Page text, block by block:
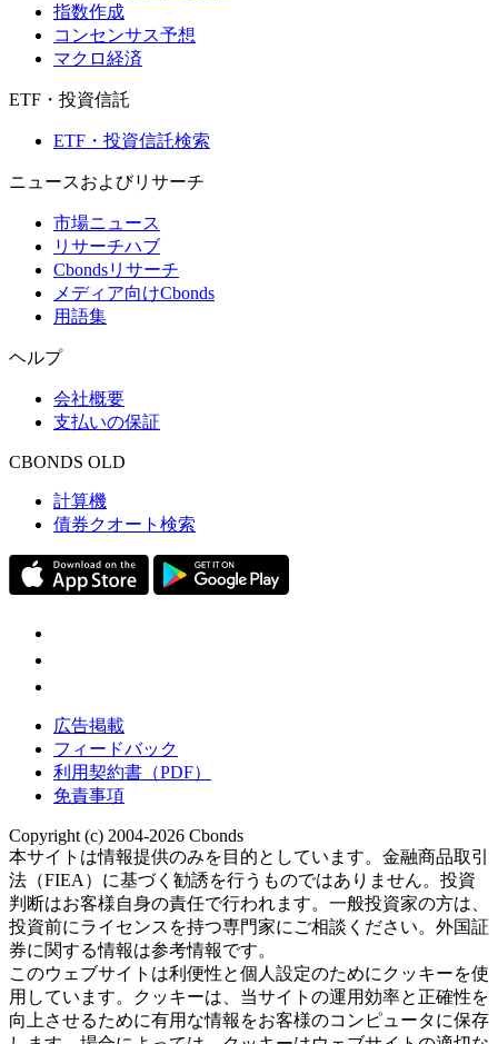
指数作成
コンセンサス予想
マクロ経済
ETF・投資信託
ETF・投資信託検索
ニュースおよびリサーチ
市場ニュース
リサーチハブ
Cbondsリサーチ
メディア向けCbonds
用語集
ヘルプ
会社概要
支払いの保証
CBONDS OLD
計算機
債券クオート検索
広告掲載
フィードバック
利用契約書（PDF）
免責事項
Copyright (c) 2004-2026 Cbonds
本サイトは情報提供のみを目的としています。金融商品取引
法（FIEA）に基づく勧誘を行うものではありません。投資
判断はお客様自身の責任で行われます。一般投資家の方は、
投資前にライセンスを持つ専門家にご相談ください。外国証
券に関する情報は参考情報です。
このウェブサイトは利便性と個人設定のためにクッキーを使
用しています。クッキーは、当サイトの運用効率と正確性を
向上させるために有用な情報をお客様のコンピュータに保存